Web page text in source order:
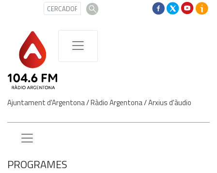
Ajuntament d'Argentona/Ràdio Argentona/Arxius d'àudio
PROGRAMES